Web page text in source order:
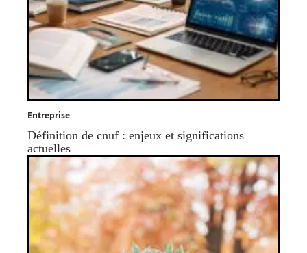
Entreprise
Définition de cnuf : enjeux et significations
actuelles